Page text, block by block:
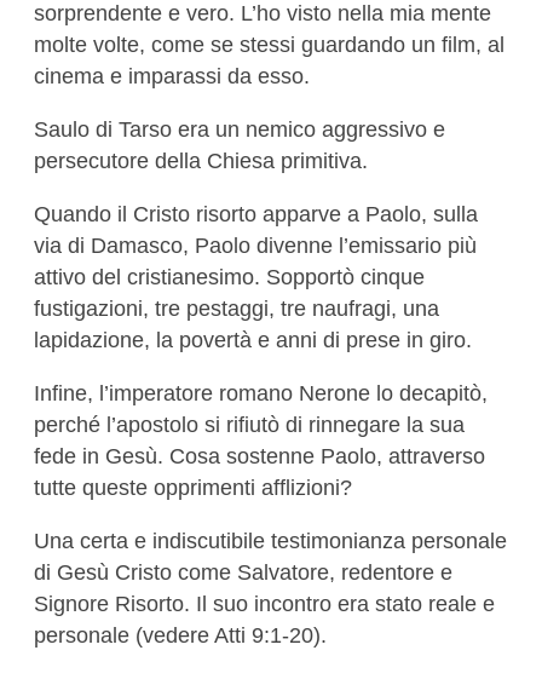
sorprendente e vero. L’ho visto nella mia mente
molte volte, come se stessi guardando un film, al
cinema e imparassi da esso.
Saulo di Tarso era un nemico aggressivo e
persecutore della Chiesa primitiva.
Quando il Cristo risorto apparve a Paolo, sulla
via di Damasco, Paolo divenne l’emissario più
attivo del cristianesimo. Sopportò cinque
fustigazioni, tre pestaggi, tre naufragi, una
lapidazione, la povertà e anni di prese in giro.
Infine, l’imperatore romano Nerone lo decapitò,
perché l’apostolo si rifiutò di rinnegare la sua
fede in Gesù. Cosa sostenne Paolo, attraverso
tutte queste opprimenti afflizioni?
Una certa e indiscutibile testimonianza personale
di Gesù Cristo come Salvatore, redentore e
Signore Risorto. Il suo incontro era stato reale e
personale (vedere Atti 9:1-20).